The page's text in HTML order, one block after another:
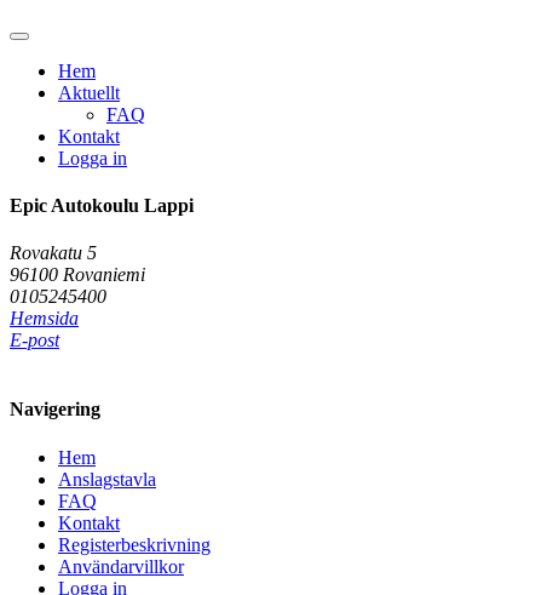
Hem
Aktuellt
FAQ
Kontakt
Logga in
Epic Autokoulu Lappi
Rovakatu 5
96100 Rovaniemi
0105245400
Hemsida
E-post
Navigering
Hem
Anslagstavla
FAQ
Kontakt
Registerbeskrivning
Användarvillkor
Logga in